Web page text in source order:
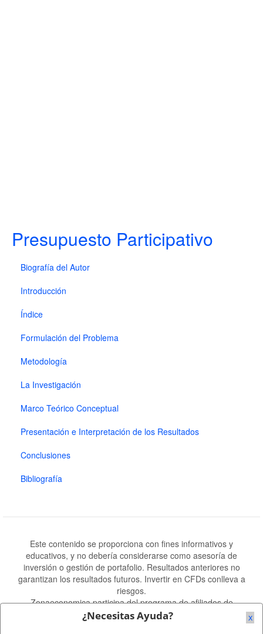
Presupuesto Participativo
Biografía del Autor
Introducción
Índice
Formulación del Problema
Metodología
La Investigación
Marco Teórico Conceptual
Presentación e Interpretación de los Resultados
Conclusiones
Bibliografía
Este contenido se proporciona con fines informativos y
educativos, y no debería considerarse como asesoría de
inversión o gestión de portafolio. Resultados anteriores no
garantizan los resultados futuros. Invertir en CFDs conlleva a
riesgos.
Zonaeconomica participa del programa de afiliados de
Amazon.es Amazon.com.mx y otras tiendas de Amazon.
x
¿Necesitas Ayuda?